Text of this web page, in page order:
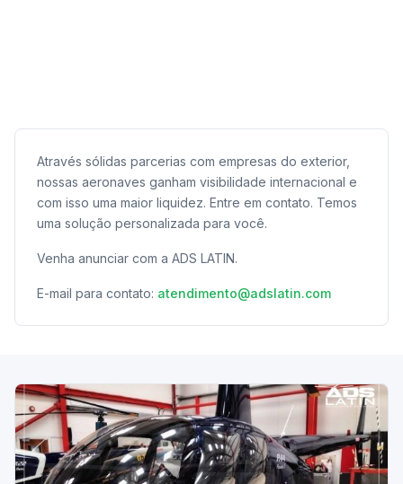
Através sólidas parcerias com empresas do exterior,
nossas aeronaves ganham visibilidade internacional e
com isso uma maior liquidez. Entre em contato. Temos
uma solução personalizada para você.
Venha anunciar com a ADS LATIN.
E-mail para contato: atendimento@adslatin.com